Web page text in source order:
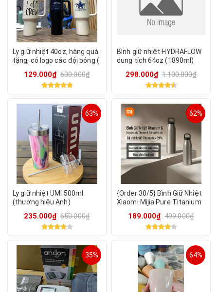
Ly giữ nhiệt 40oz, hàng quà
tặng, có logo các đội bóng (
129.000₫ 600.000₫
Bình giữ nhiệt HYDRAFLOW
dung tích 64oz (1890ml)
298.000₫ 1.100.000₫
63%
Ly giữ nhiệt UMI 500ml
(thương hiệu Anh)
235.000₫ 650.000₫
62%
{Order 30/5} Bình Giữ Nhiệt
Xiaomi Mijia Pure Titanium
bền & an toàn
189.000₫ 499.000₫
35% 64%